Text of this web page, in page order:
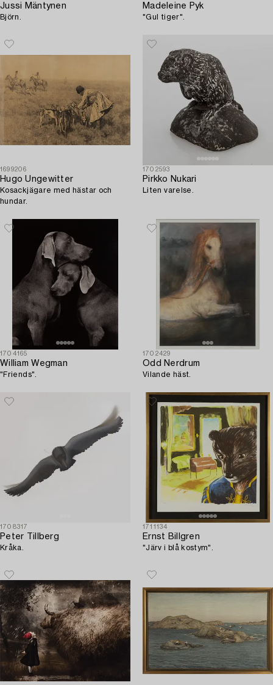
Jussi Mäntynen
Björn.
Madeleine Pyk
"Gul tiger".
1699206
Hugo Ungewitter
Kosackjägare med hästar och
hundar.
1702593
Pirkko Nukari
Liten varelse.
1704165
William Wegman
"Friends".
1702429
Odd Nerdrum
Vilande häst.
1708317
Peter Tillberg
Kråka.
1711134
Ernst Billgren
"Järv i blå kostym".